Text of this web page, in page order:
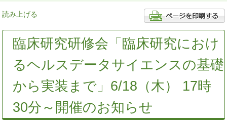
読み上げる
臨床研究研修会「臨床研究におけ
るヘルスデータサイエンスの基礎
から実装まで」6/18（木） 17時
30分～開催のお知らせ